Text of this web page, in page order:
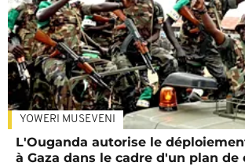
YOWERI MUSEVENI
L'Ouganda autorise le
à Gaza dans le cadre d'un plan